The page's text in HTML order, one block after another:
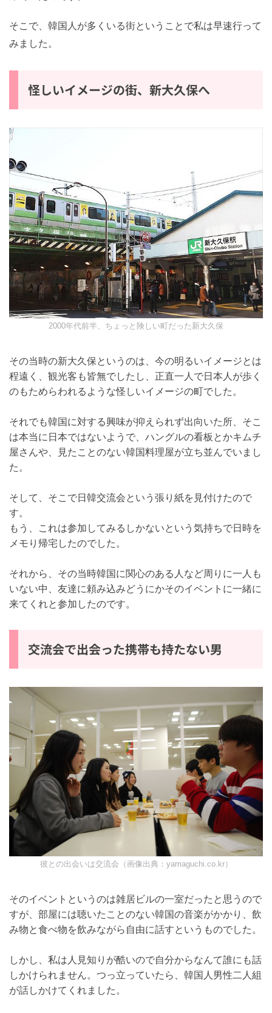
てみました。
2000年代前半、ちょっと険しい町だった新大久保
は程遠く、観光客も皆無でしたし、正直一人で日本人が
歩くのもためらわれるような怪しいイメージの町でし
た。
それでも韓国に対する興味が抑えられず出向いた所、そ
こは本当に日本ではないようで、ハングルの看板とかキ
ムチ屋さんや、見たことのない韓国料理屋が立ち並んで
いました。
そして、そこで日韓交流会という張り紙を見付けたので
す。
もう、これは参加してみるしかないという気持ちで日時
をメモり帰宅したのでした。
それから、その当時韓国に関心のある人など周りに一人
もいない中、友達に頼み込みどうにかそのイベントに一
緒に来てくれと参加したのです。
交流会で出会った携帯も持たない男
彼との出会いは交流会（画像出典：yamaguchi.co.kr）
ですが、部屋には聴いたことのない韓国の音楽がかか
り、飲み物と食べ物を飲みながら自由に話すというもの
でした。
しかし、私は人見知りが酷いので自分からなんて誰にも
話しかけられません。つっ立っていたら、韓国人男性二
人組が話しかけてくれました。